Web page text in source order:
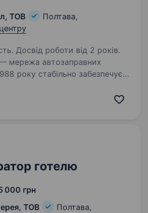
ТОВ
Полтава,
Досвід роботи від 2 років.
мережа автозаправних
року стабільно забезпечує
в Полтавському,
готелю
000 грн
ТОВ
Полтава,